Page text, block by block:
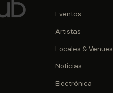
Eventos
Artistas
Locales & Venues
Noticias
Electrónica